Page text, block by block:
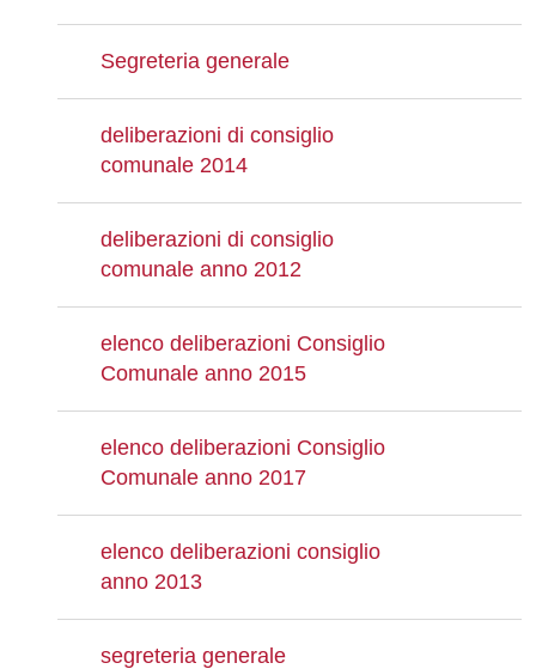
Segreteria generale
deliberazioni di consiglio
comunale 2014
deliberazioni di consiglio
comunale anno 2012
elenco deliberazioni Consiglio
Comunale anno 2015
elenco deliberazioni Consiglio
Comunale anno 2017
elenco deliberazioni consiglio
anno 2013
segreteria generale